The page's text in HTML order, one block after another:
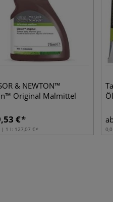
& NEWTON™
Original Malmittel
€
| 1 l: 127,07 €